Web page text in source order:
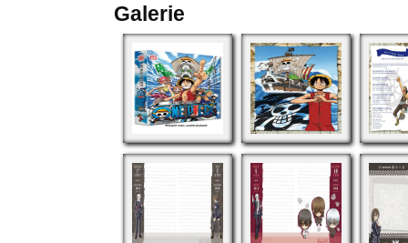
Galerie